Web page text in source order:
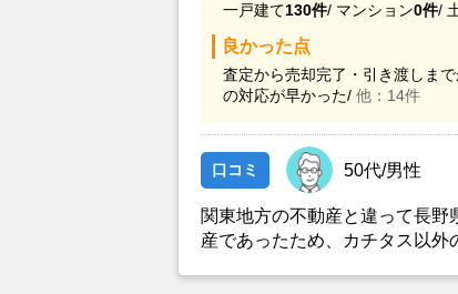
一戸建て130件/ マンション0件/
良かった点
査定から売却完了・引き渡しま
の対応が早かった/ 他：14件
口コミ 50代/男性
関東地方の不動産と違って長野
産であったため、カチタス以外